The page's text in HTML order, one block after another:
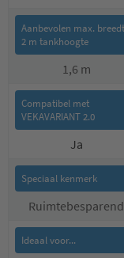
1,6 m
Ja
Ruimtebesparend